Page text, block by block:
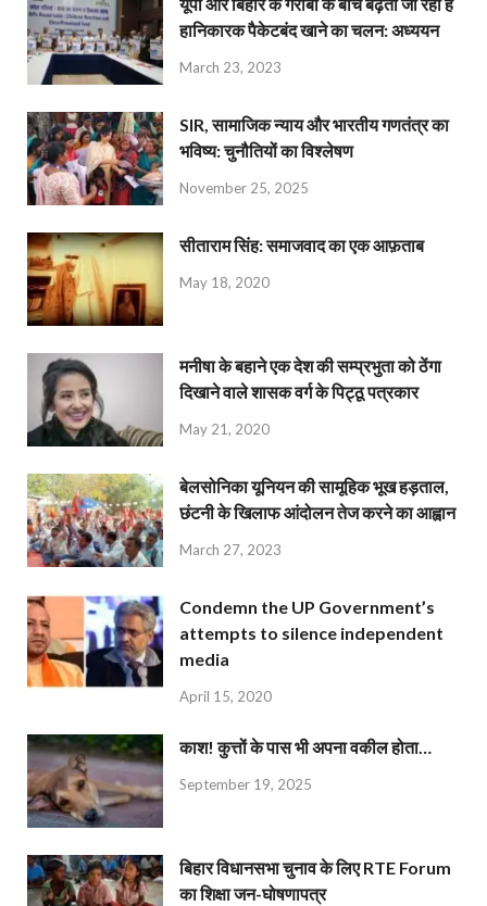
हानिकारक पैकेटबंद खाने का चलन: अध्ययन
March 23, 2023
SIR, सामाजिक न्याय और भारतीय गणतंत्र का
भविष्य: चुनौतियों का विश्लेषण
November 25, 2025
सीताराम सिंह: समाजवाद का एक आफ़ताब
May 18, 2020
मनीषा के बहाने एक देश की सम्प्रभुता को ठेंगा
दिखाने वाले शासक वर्ग के पिट्ठू पत्रकार
May 21, 2020
बेलसोनिका यूनियन की सामूहिक भूख हड़ताल,
छंटनी के खिलाफ आंदोलन तेज करने का आह्वान
March 27, 2023
Condemn the UP Government’s
attempts to silence independent
media
April 15, 2020
काश! कुत्तों के पास भी अपना वकील होता…
September 19, 2025
बिहार विधानसभा चुनाव के लिए RTE Forum
का शिक्षा जन-घोषणापत्र